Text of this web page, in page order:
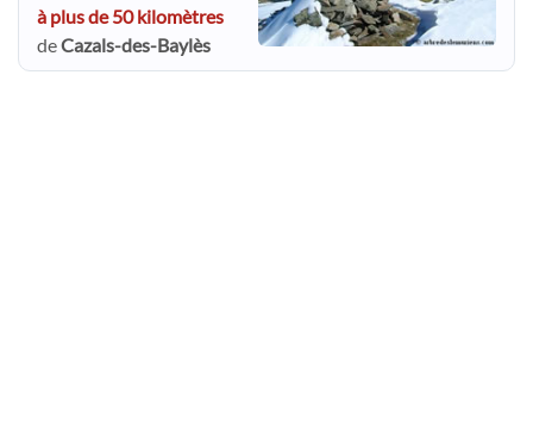
à plus de 50 kilomètres
deCazals-des-Baylès